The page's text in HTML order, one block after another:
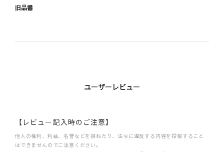
旧品番
ユーザーレビュー
【レビュー記入時のご注意】
他人の権利、利益、名誉などを損ねたり、法令に違反する内容を投稿すること
はできませんのでご注意ください。